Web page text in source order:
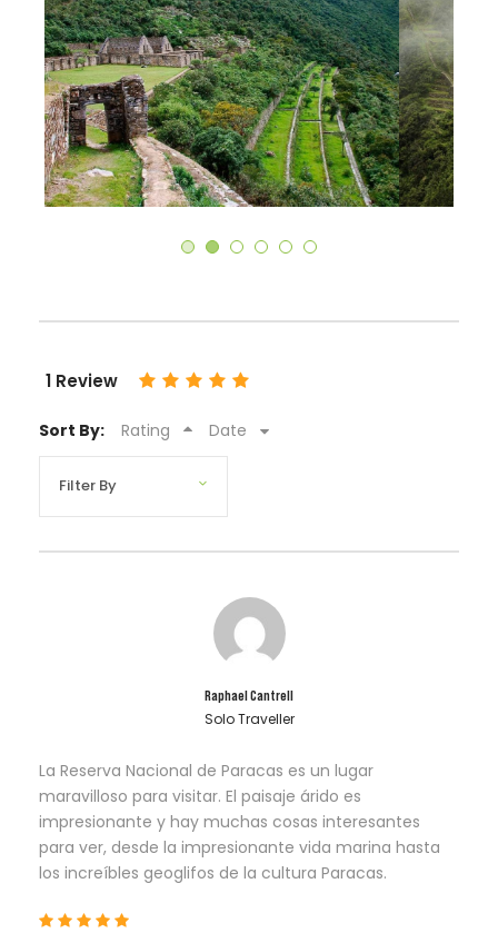
1 Review
Sort By: Rating Date
Raphael Cantrell
Solo Traveller
La Reserva Nacional de Paracas es un lugar
maravilloso para visitar. El paisaje árido es
impresionante y hay muchas cosas interesantes
para ver, desde la impresionante vida marina hasta
los increíbles geoglifos de la cultura Paracas.